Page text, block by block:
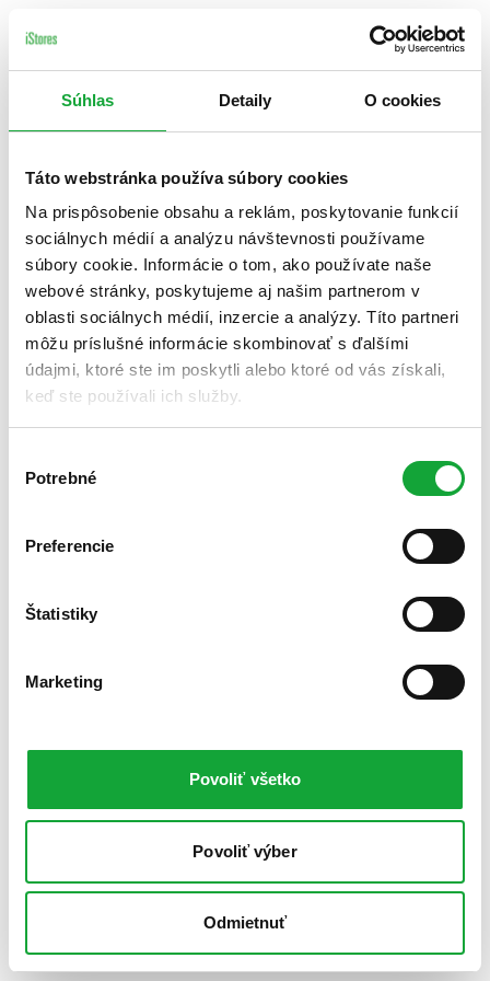
Súhlas Detaily O cookies
Táto webstránka používa súbory cookies
Na prispôsobenie obsahu a reklám, poskytovanie funkcií
sociálnych médií a analýzu návštevnosti používame
súbory cookie. Informácie o tom, ako používate naše
webové stránky, poskytujeme aj našim partnerom v
oblasti sociálnych médií, inzercie a analýzy. Títo partneri
môžu príslušné informácie skombinovať s ďalšími
údajmi, ktoré ste im poskytli alebo ktoré od vás získali,
keď ste používali ich služby.
súhlasu
Potrebné
Preferencie
Štatistiky
Marketing
Povoliť všetko
Povoliť výber
Odmietnuť